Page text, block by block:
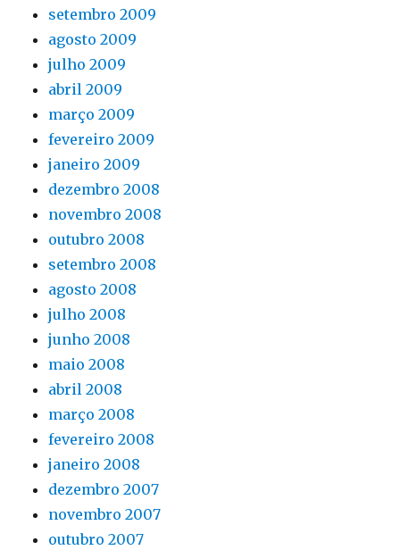
setembro 2009
agosto 2009
julho 2009
abril 2009
março 2009
fevereiro 2009
janeiro 2009
dezembro 2008
novembro 2008
outubro 2008
setembro 2008
agosto 2008
julho 2008
junho 2008
maio 2008
abril 2008
março 2008
fevereiro 2008
janeiro 2008
dezembro 2007
novembro 2007
outubro 2007